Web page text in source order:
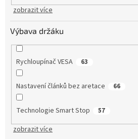
zobrazit více
Výbava držáku
Rychloupínač VESA 63
Nastavení článků bez aretace 66
Technologie Smart Stop 57
zobrazit více